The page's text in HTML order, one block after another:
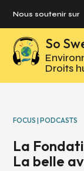
Nous soutenir sur
So
Droits
FOCUS | PODCASTS
La
La belle
Panneau de